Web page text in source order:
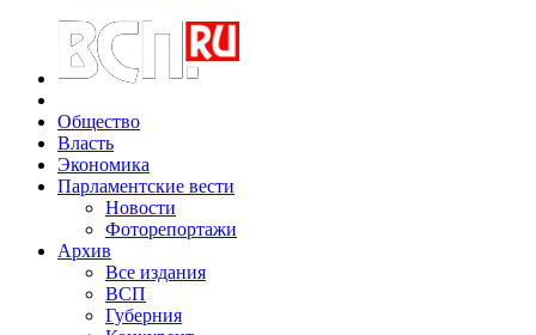
Общество
Власть
Экономика
Парламентские вести
Новости
Фоторепортажи
Архив
Все издания
ВСП
Губерния